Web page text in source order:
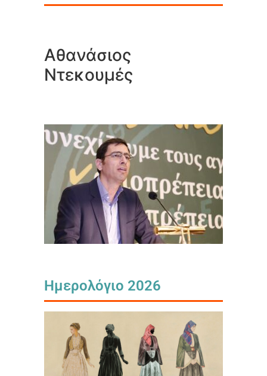
Αθανάσιος
Ντεκουμές
Ημερολόγιο 2026